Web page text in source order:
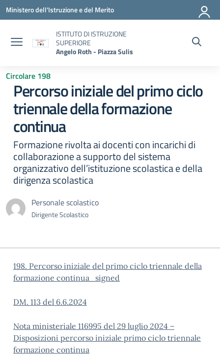
Vai ai contenuti
Vai al menu di navigazione
Vai al footer
Ministero dell'Istruzione e del Merito
ISTITUTO DI ISTRUZIONE
SUPERIORE
Angelo Roth - Piazza Sulis
Circolare 198
Percorso iniziale del primo ciclo
triennale della formazione
continua
Formazione rivolta ai docenti con incarichi di
collaborazione a supporto del sistema
organizzativo dell’istituzione scolastica e della
dirigenza scolastica
Personale scolastico
Dirigente Scolastico
198. Percorso iniziale del primo ciclo triennale della
formazione continua_signed
DM. 113 del 6.6.2024
Nota ministeriale 116995 del 29 luglio 2024 –
Disposizioni percorso iniziale primo ciclo triennale
formazione continua